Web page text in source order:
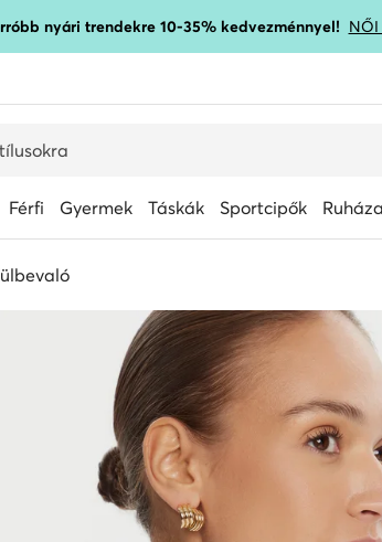
nyári trendekre 10-35% kedvezménnyel! NŐI
Férfi Gyermek Táskák Sportcipők